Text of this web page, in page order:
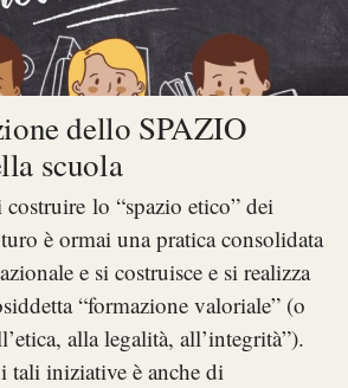
dello SPAZIO
scuola
costruire lo “spazio etico” dei
è ormai una pratica consolidata
e si costruisce e si realizza
“formazione valoriale” (o
alla legalità, all’integrità”).
tali iniziative è anche di